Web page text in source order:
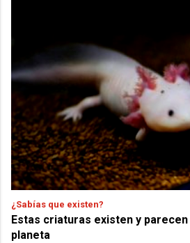
¿Sabías que existen?
Estas criaturas existen y
planeta